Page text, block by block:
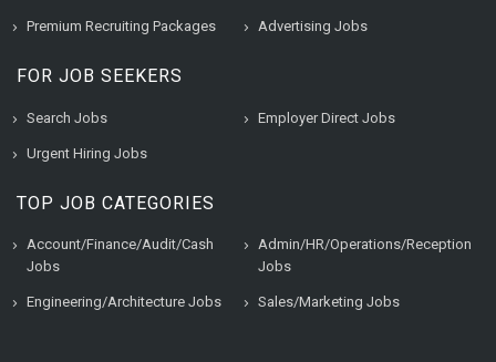
Premium Recruiting Packages Advertising Jobs
FOR JOB SEEKERS
Search Jobs Employer Direct Jobs
Urgent Hiring Jobs
TOP JOB CATEGORIES
Account/Finance/Audit/Cash
Jobs
Admin/HR/Operations/Reception
Jobs
Engineering/Architecture Jobs Sales/Marketing Jobs